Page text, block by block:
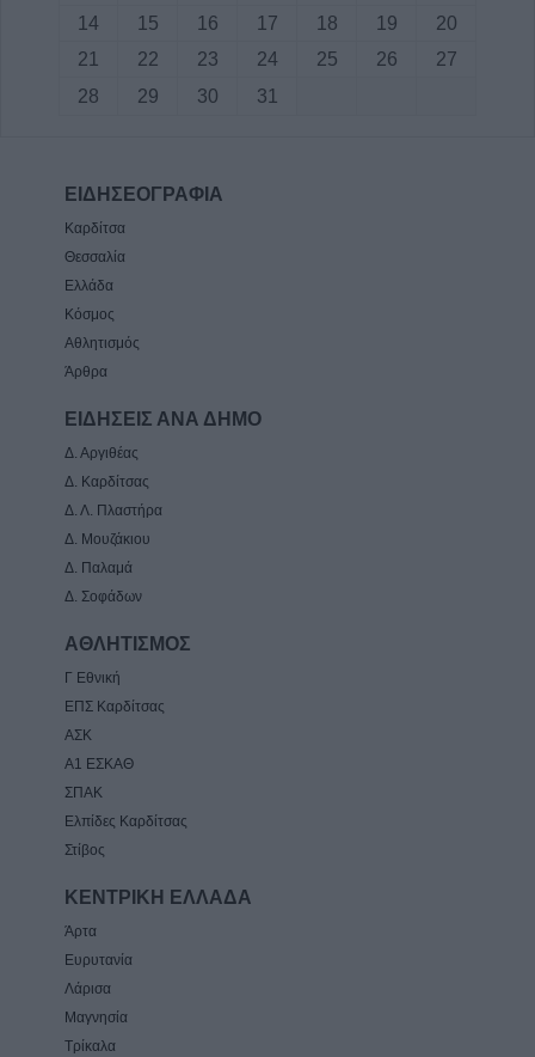
14
15 16 17 18 19
20
21
22 23 24 25 26
27
28
29 30 31
ΕΙΔΗΣΕΟΓΡΑΦΙΑ
Καρδίτσα
Θεσσαλία
Ελλάδα
Κόσμος
Αθλητισμός
Άρθρα
ΕΙΔΗΣΕΙΣ ΑΝΑ ΔΗΜΟ
Δ. Αργιθέας
Δ. Καρδίτσας
Δ. Λ. Πλαστήρα
Δ. Μουζάκιου
Δ. Παλαμά
Δ. Σοφάδων
ΑΘΛΗΤΙΣΜΟΣ
Γ Εθνική
ΕΠΣ Καρδίτσας
ΑΣΚ
Α1 ΕΣΚΑΘ
ΣΠΑΚ
Ελπίδες Καρδίτσας
Στίβος
ΚΕΝΤΡΙΚΗ ΕΛΛΑΔΑ
Άρτα
Ευρυτανία
Λάρισα
Μαγνησία
Τρίκαλα